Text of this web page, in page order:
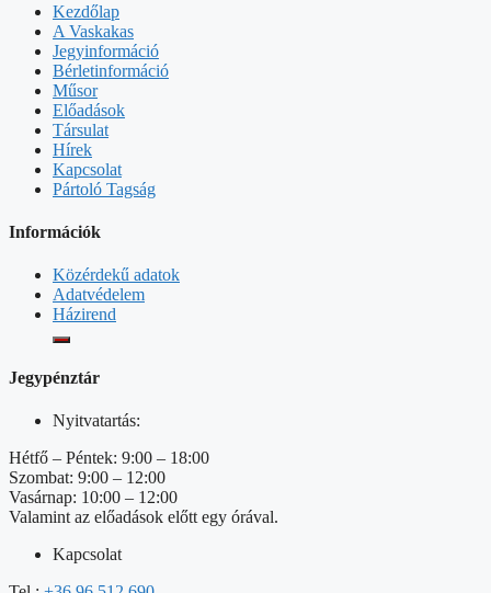
Kezdőlap
A Vaskakas
Jegyinformáció
Bérletinformáció
Műsor
Előadások
Társulat
Hírek
Kapcsolat
Pártoló Tagság
Információk
Közérdekű adatok
Adatvédelem
Házirend
Jegypénztár
Nyitvatartás:
Hétfő – Péntek: 9:00 – 18:00
Szombat: 9:00 – 12:00
Vasárnap: 10:00 – 12:00
Valamint az előadások előtt egy órával.
Kapcsolat